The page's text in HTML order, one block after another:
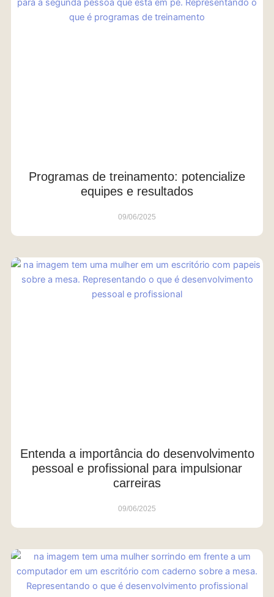
Programas de treinamento: potencialize
equipes e resultados
09/06/2025
Entenda a importância do desenvolvimento
pessoal e profissional para impulsionar
carreiras
09/06/2025